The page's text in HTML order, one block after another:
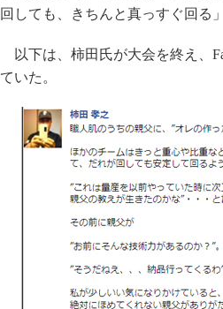
回しても、きちんと真っすぐ回る
以下は、柿田氏が大会を終え、
ていた。